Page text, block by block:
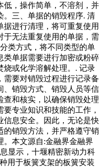
低，操作简单，不溶剂，并
。三、单据的销毁程序. 清
进行清理，将可重复使用
于无法重复使用的单据，需
类方式，将不同类型的单
类单据需要进行加密或粉碎
烧或化学溶解处理。. 记录
需要对销毁过程进行记录备
、销毁方式、销毁人员等信
查和核实，以确保销毁处理
专业知识和技能的工作，
信息安全。因此，无论是快
的销毁方法，并严格遵守销
。本文源自:金融界金融界
显示，十堰精密新动力科
用于板簧支架的板簧安装